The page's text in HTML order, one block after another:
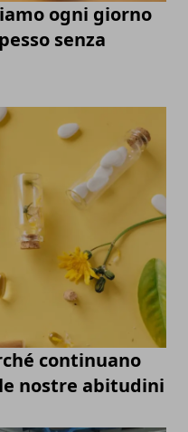
ogni giorno
senza
continuano
nostre abitudini